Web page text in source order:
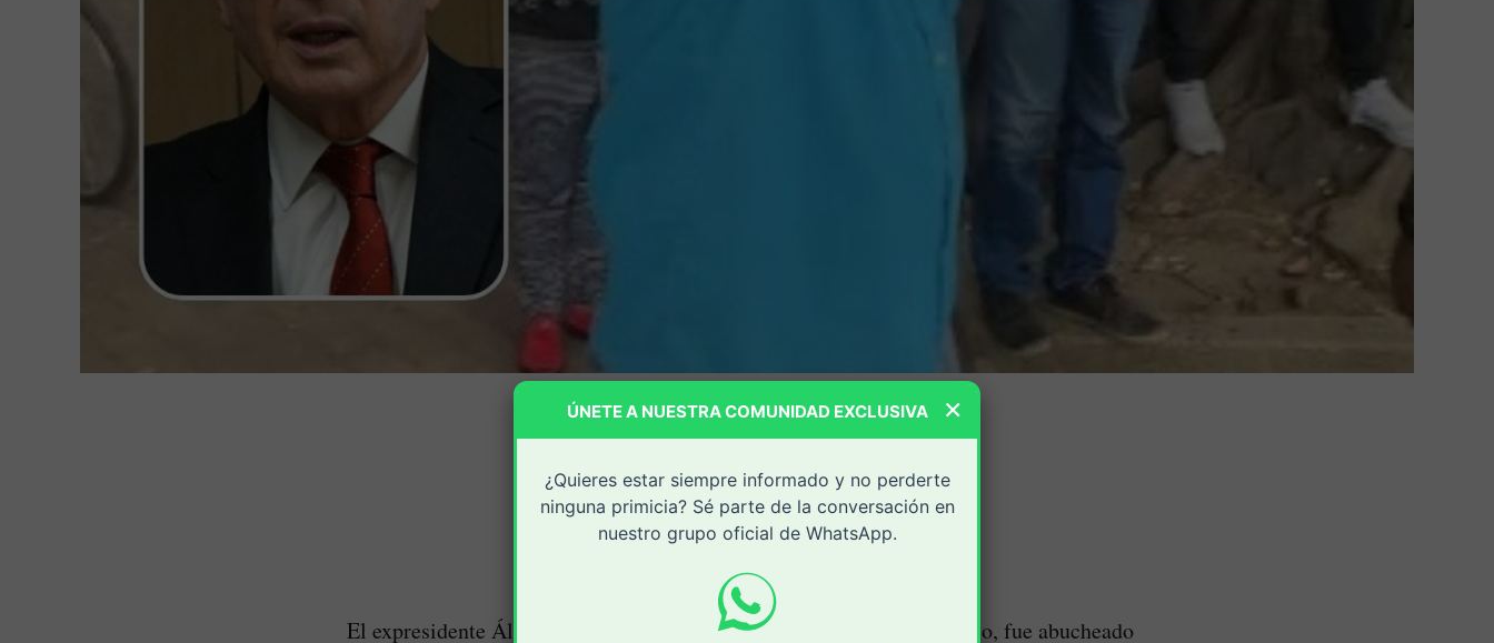
El expresidente Álvaro Uribe Vélez, hoy nuevamente candidato político, fue abucheado
×
ÚNETE A NUESTRA COMUNIDAD EXCLUSIVA
¿Quieres estar siempre informado y no perderte
ninguna primicia? Sé parte de la conversación en
nuestro grupo oficial de WhatsApp.